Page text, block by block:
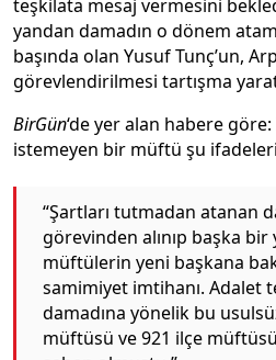
teşkilata mesaj vermesini
yandan damadın o dönem
başında olan Yusuf Tunç’un,
görevlendirilmesi tartışma
BirGün‘de yer alan habere
istemeyen bir müftü şu
“Şartları tutmadan atanan
görevinden alınıp başka bir
müftülerin yeni başkana
samimiyet imtihanı. Adalet
damadına yönelik bu
müftüsü ve 921 ilçe